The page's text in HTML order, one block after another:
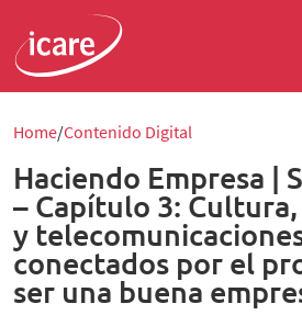
Home Contenido Digital
Haciendo Empresa |
– Capítulo 3:
y
conectados por el
ser una buena